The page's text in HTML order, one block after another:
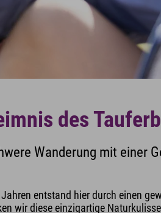
des
Wanderung mit einer
entstand hier durch einen
wir diese einzigartige